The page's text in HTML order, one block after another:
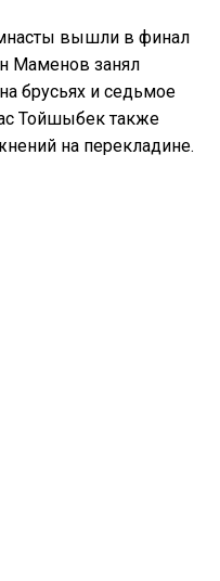
вышли в финал
Маменов занял
брусьях и седьмое
Тойшыбек также
на перекладине.